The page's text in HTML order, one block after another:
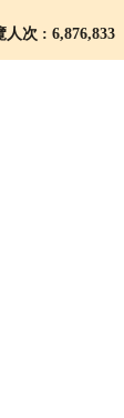
人次 : 6,876,833